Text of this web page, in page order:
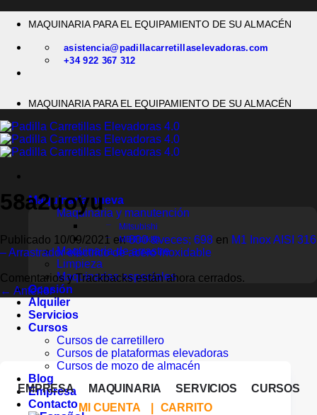
MAQUINARIA PARA EL EQUIPAMIENTO DE SU ALMACÉN
asistencia@padillacarretillaselevadoras.com
+34 922 367 312
MAQUINARIA PARA EL EQUIPAMIENTO DE SU ALMACÉN
Maquinaria nueva
Maquinaria y manutención
Mitsubishi
MB Forklift
Maquinaria de arrastre
Limpieza
Maquinarias especiales
Ocasión
Alquiler
Servicios
Cursos
Cursos de carretillero
Cursos de plataformas elevadoras
Cursos de mozo de almacén
Blog
Empresa
Contacto
58a2uoyu
Publicado 10/09/2021en800 &veces; 698 en M1 Inox AISI 316
– Arrastrador eléctrico de acero inoxidable
Comentarios y Trackbacks están ahora cerrados.
← Anterior
EMPRESA MAQUINARIA SERVICIOS
CURSOS
MI CUENTA
CARRITO